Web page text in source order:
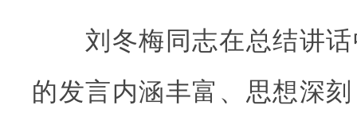
刘冬梅同志在总结讲话
的发言内涵丰富、思想深